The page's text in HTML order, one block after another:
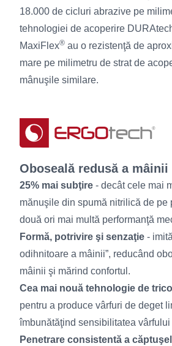
18.000 de cicluri abrazive pe
tehnologiei de acoperire
MaxiFlex® au o rezistenţă de
mare pe milimetru de strat de
mânuşile similare.
Oboseală redusă a mâinii
25% mai subţire - decât cele mai
mănuşile din spumă nitrilică de pe
două ori mai multă performanţă
Formă, potrivire şi senzaţie -
odihnitoare a mâinii”, reducând
mâinii şi mărind confortul.
Cea mai nouă tehnologie de
pentru a produce vârfuri de deget
îmbunătăţind sensibilitatea vârfului
Penetrare consistentă a